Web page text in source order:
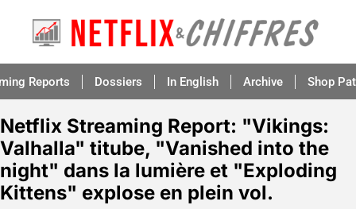
Reports Dossiers In English Archive Shop
Netflix Streaming Report: "Vikings:
Valhalla" titube, "Vanished into the
night" dans la lumière et "Exploding
Kittens" explose en plein vol.